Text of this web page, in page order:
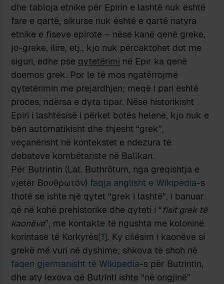
dhe tabloja etnike për Epirin e lashtë nuk është
fare e qartë, sikurse nuk është e qartë natyra
etnike e fiseve epirote – nëse kanë qenë greke,
jo-greke, ilire, etj., kjo nuk përcaktohet dot me
siguri, edhe pse qytetërimi në Epir ka qenë
doemos grek. Por le të mos ngatërrojmë
qytetërimin me prejardhjen; meqë i pari është
proces, ndërsa e dyta tipar. Nëse historikisht
Epiri i lashtësisë i përket botës helene, kjo nuk e
bën automatikisht dhe thjesht “grek”,
veçanërisht në kontekstet e ndezura të
debateve kombëtariste në Ballkan.
Për Butrintin (Lat. Buthrōtum, nga greqishtja e
vjetër Βουθρωτόν) faqja anglisht e Wikipedia-s
thotë se ishte një qytet “grek i lashtë”, i banuar
që në kohë prehistorike dhe qyteti i “fisit grek të
kaonëve”, me kontakte të ngushta me koloninë
korintase të Korkyrës[1]. Ky cilësim i kaonëve si
grekë më vuri në dyshime; shkova të shoh në
faqen gjermanisht të Wikipedia-s për Butrintin,
dhe aty lexova që Butrinti ishte “në origjinë”